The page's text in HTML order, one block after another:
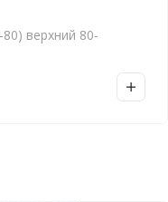
верхний 80-